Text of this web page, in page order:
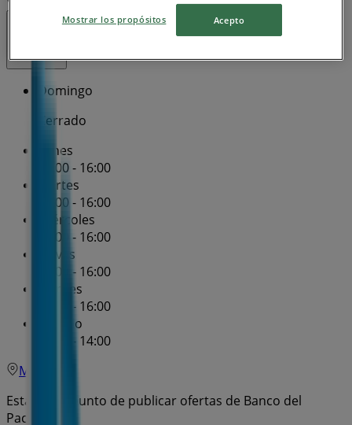
Domingo
Cerrado
Lunes
08:00 - 16:00
Martes
08:00 - 16:00
Miércoles
08:00 - 16:00
Jueves
08:00 - 16:00
Viernes
08:00 - 16:00
Sábado
09:00 - 14:00
Mapa
Estamos a punto de publicar ofertas de Banco del
Pacífico
Mostrar los propósitos Acepto